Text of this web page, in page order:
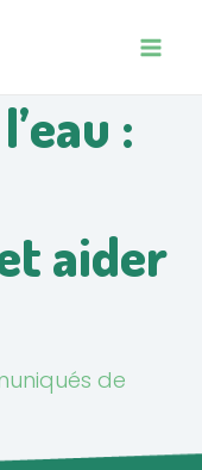
MAIN
:
aider
de